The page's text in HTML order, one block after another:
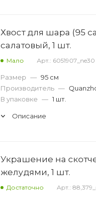
Хвост для шара (95
салатовый, 1 шт.
Мало Арт.: 6051907_ne30
Размер — 95 см
Производитель —
В упаковке — 1 шт.
Описание
Украшение на
желудями, 1 шт.
Достаточно Арт.: